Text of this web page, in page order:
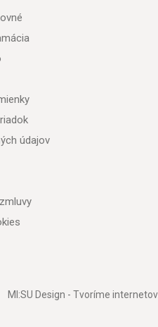
údajov
MI:SU Design - Tvoríme